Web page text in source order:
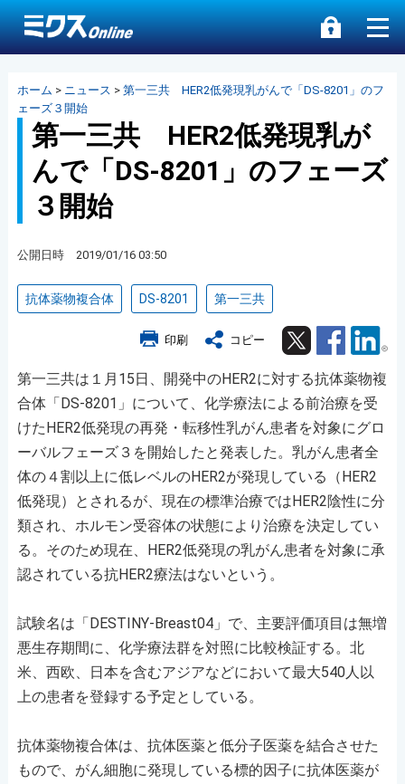
ホーム > ニュース > 第一三共 HER2低発現乳がんで「DS-8201」のフ
ェーズ３開始
第一三共 HER2低発現乳が
んで「DS-8201」のフェーズ
３開始
公開日時 2019/01/16 03:50
抗体薬物複合体 DS-8201 第一三共
印刷 コピー Twitter Facebook
第一三共は１月15日、開発中のHER2に対する抗体薬物複
合体「DS-8201」について、化学療法による前治療を受
けたHER2低発現の再発・転移性乳がん患者を対象にグロ
ーバルフェーズ３を開始したと発表した。乳がん患者全
体の４割以上に低レベルのHER2が発現している（HER2
低発現）とされるが、現在の標準治療ではHER2陰性に分
類され、ホルモン受容体の状態により治療を決定してい
る。そのため現在、HER2低発現の乳がん患者を対象に承
認されている抗HER2療法はないという。
試験名は「DESTINY-Breast04」で、主要評価項目は無増
悪生存期間に、化学療法群を対照に比較検証する。北
米、西欧、日本を含むアジアなどにおいて最大540人以
上の患者を登録する予定としている。
抗体薬物複合体は、抗体医薬と低分子医薬を結合させた
もので、がん細胞に発現している標的因子に抗体医薬が